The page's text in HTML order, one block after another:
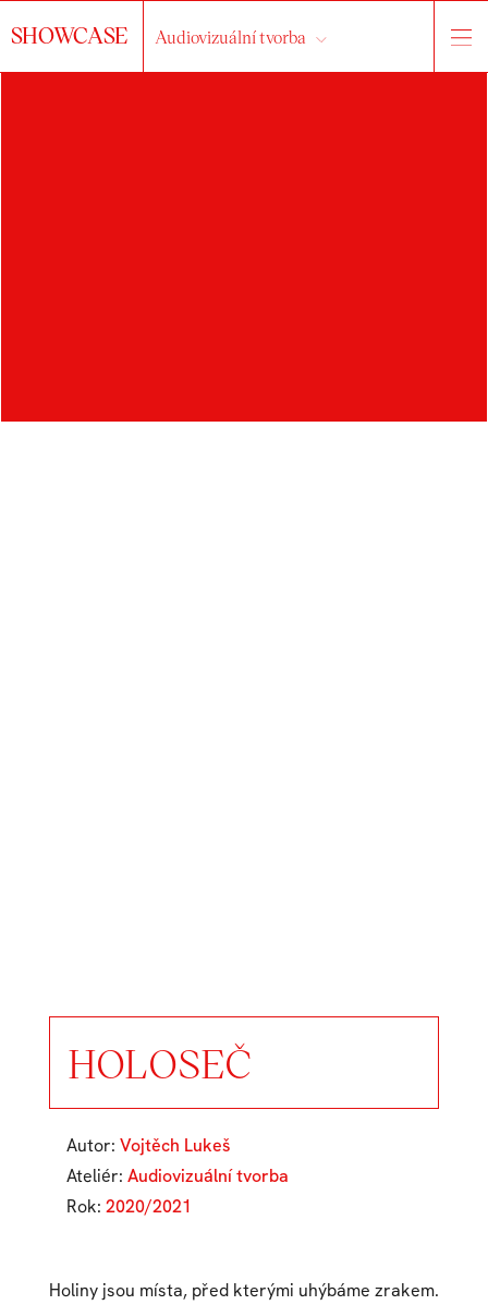
SHOWCASE Audiovizuální tvorba
HOLOSEČ
Autor: Vojtěch Lukeš
Ateliér: Audiovizuální tvorba
Rok: 2020/2021
Holiny jsou místa, před kterými uhýbáme zrakem.